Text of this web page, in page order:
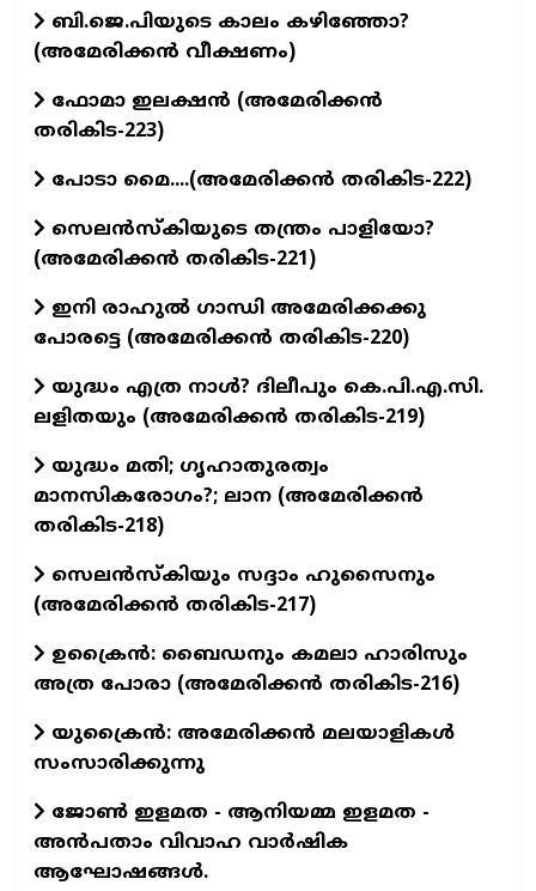
ബി.ജെ.പിയുടെ കാലം കഴിഞ്ഞോ?
(അമേരിക്കൻ വീക്ഷണം)
ഫോമാ ഇലക്ഷൻ (അമേരിക്കൻ
തരികിട-223)
പോടാ മൈ....(അമേരിക്കൻ തരികിട-222)
സെലൻസ്കിയുടെ തന്ത്രം പാളിയോ?
(അമേരിക്കൻ തരികിട-221)
ഇനി രാഹുൽ ഗാന്ധി അമേരിക്കക്കു
പോരട്ടെ (അമേരിക്കൻ തരികിട-220)
യുദ്ധം എത്ര നാൾ? ദിലീപും കെ.പി.എ.സി.
ലളിതയും (അമേരിക്കൻ തരികിട-219)
യുദ്ധം മതി; ഗൃഹാതുരത്വം
മാനസികരോഗം?; ലാന (അമേരിക്കൻ
തരികിട-218)
സെലൻസ്കിയും സദ്ദാം ഹുസൈനും
(അമേരിക്കൻ തരികിട-217)
ഉക്രൈൻ: ബൈഡനും കമലാ ഹാരിസും
അത്ര പോരാ (അമേരിക്കൻ തരികിട-216)
യുക്രൈൻ: അമേരിക്കൻ മലയാളികൾ
സംസാരിക്കുന്നു
ജോൺ ഇളമത - ആനിയമ്മ ഇളമത -
അൻപതാം വിവാഹ വാർഷിക
ആഘോഷങ്ങൾ.